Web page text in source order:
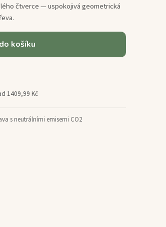
čtverce — uspokojivá geometrická
košíku
1409,99 Kč
s neutrálními emisemi CO2